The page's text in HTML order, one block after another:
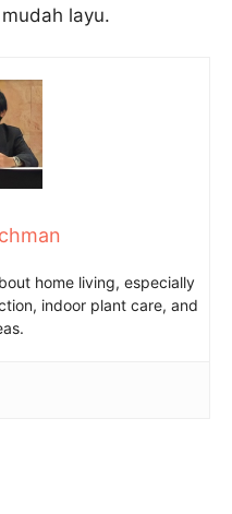
layu.
home living, especially
indoor plant care, and